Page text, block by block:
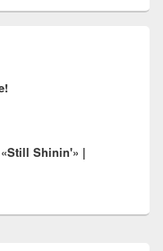
Shinin'» |